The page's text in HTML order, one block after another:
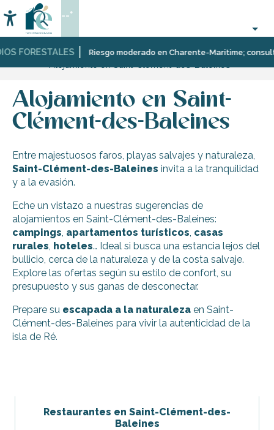
au
contenu
principal
FORESTALES Riesgo moderado en Charente-Maritime;
Accessibilité
Buscar
--°
Página Web Descubrir
Diez
multifacéticos
Saint-
Baleines
Alojamiento en Saint-
Clément-des-Baleines
Entre majestuosos faros, playas salvajes y naturaleza,
Saint-Clément-des-Baleines invita a la tranquilidad
y a la evasión.
Eche un vistazo a nuestras sugerencias de
alojamientos en Saint-Clément-des-Baleines:
campings, apartamentos turísticos, casas
rurales, hoteles… Ideal si busca una estancia lejos del
bullicio, cerca de la naturaleza y de la costa salvaje.
Explore las ofertas según su estilo de confort, su
presupuesto y sus ganas de desconectar.
Prepare su escapada a la naturaleza en Saint-
Clément-des-Baleines para vivir la autenticidad de la
isla de Ré.
La casa rural: Les Petites Fillattes
Restaurantes en Saint-Clément-des-
Baleines